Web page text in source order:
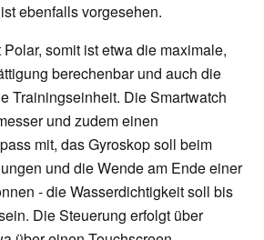
ebenfalls vorgesehen.
somit ist etwa die maximale,
berechenbar und auch die
Trainingseinheit. Die Smartwatch
und zudem einen
mit, das Gyroskop soll beim
und die Wende am Ende einer
- die Wasserdichtigkeit soll bis
Die Steuerung erfolgt über